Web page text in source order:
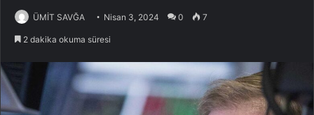
ÜMİT SAVĞA Nisan 3, 2024 0 7
2 dakika okuma süresi